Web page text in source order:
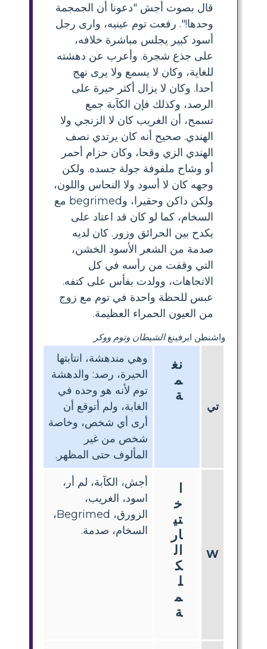
قال بصوت أجش "دعونا أن الجمجمة
وحدها!". رفعت توم عينيه، وارى رجل
أسود كبير يجلس مباشرة خلافه،
على جذع شجرة. وأعرب عن دهشته
للغاية، وكان لا يسمع ولا يرى نهج
أحدا. وكان لا يزال أكثر حيرة على
الرصد، وكذلك فإن الكآبة جمع
تسمح، أن الغريب كان لا الزنجي ولا
الهندي. صحيح أنه كان يرتدي نصف
الهندي الزي وقحا، وكان حزام أحمر
أو وشاح ملفوفة جولة جسده. ولكن
وجهه كان لا أسود ولا النحاس واللون،
ولكن داكن وحقيرا، وbegrimed مع
السخام، كما لو كان قد اعتاد على
يكدح بين الحرائق وزور. كان لديه
صدمة من الشعر الأسود الخشن،
التي وقفت من رأسه في كل
الاتجاهات، وولدت بفأس على كتفه.
عبس للحظة واحدة في توم مع زوج
من العيون الحمراء العظيمة.
واشنطن ايرفينغالشيطان وتوم ووكر
تي
نغ
م
ة
وهي مندهشة، انتابتها
الحيرة، رصد: والدهشة
توم لأنه هو وحده في
الغابة، ولم أتوقع أن
أرى أي شخص، وخاصة
شخص من غير
المألوف حتى المظهر.
W
ا
خ
تي
ار
ال
ك
ل
م
ة
أجش، الكآبة، لم أر،
اسود، الغريب،
الزورق، Begrimed،
السخام، صدمة.